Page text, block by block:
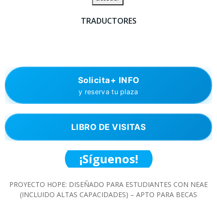
TRADUCTORES
Solicita+ INFO
y reserva tu plaza
LIBRO DE VISITAS
¡Síguenos!
PROYECTO HOPE: DISEÑADO PARA ESTUDIANTES CON NEAE
(INCLUIDO ALTAS CAPACIDADES) – APTO PARA BECAS